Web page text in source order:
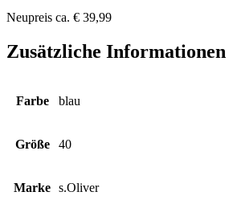
Neupreis ca. € 39,99
Zusätzliche Informationen
Farbe blau
Größe 40
Marke s.Oliver